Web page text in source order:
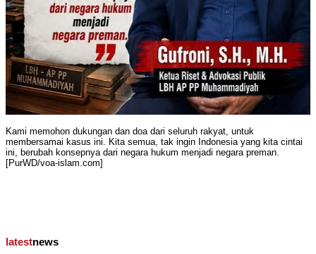
Kami memohon dukungan dan doa dari seluruh rakyat, untuk
membersamai kasus ini. Kita semua, tak ingin Indonesia yang kita cintai
ini, berubah konsepnya dari negara hukum menjadi negara preman.
[PurWD/voa-islam.com]
latestnews